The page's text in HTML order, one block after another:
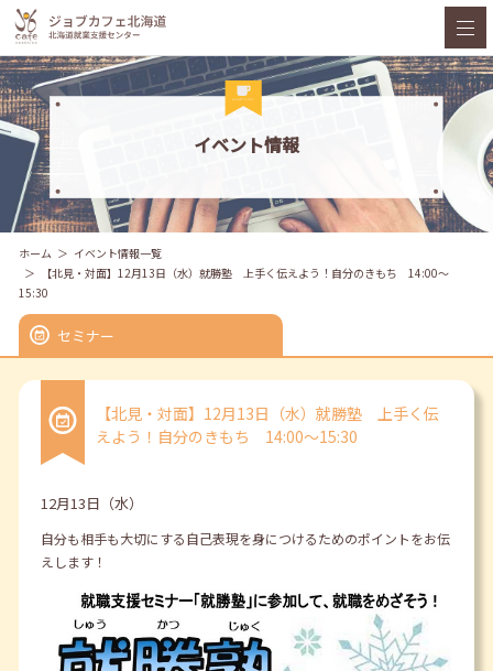
イベント情報
ホーム
イベント情報一覧
【北見・対面】12月13日（水）就勝塾 上手く伝えよう！自分のきもち 14:00～
15:30
セミナー
【北見・対面】12月13日（水）就勝塾 上手く伝
えよう！自分のきもち 14:00～15:30
12月13日（水）
自分も相手も大切にする自己表現を身につけるためのポイントをお伝
えします！